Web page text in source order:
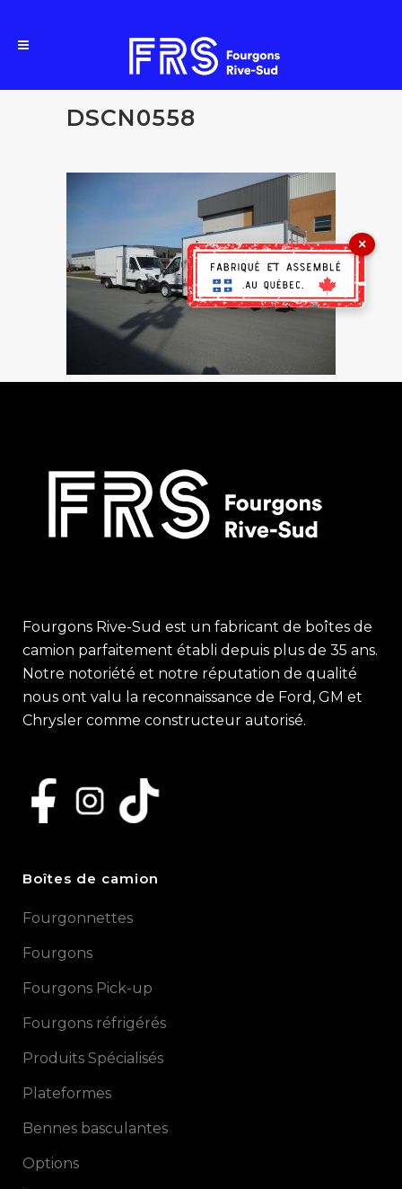
DSCN0558
Fourgons Rive-Sud est un fabricant de boîtes de
camion parfaitement établi depuis plus de 35 ans.
Notre notoriété et notre réputation de qualité
nous ont valu la reconnaissance de Ford, GM et
Chrysler comme constructeur autorisé.
Boîtes de camion
Fourgonnettes
Fourgons
Fourgons Pick-up
Fourgons réfrigérés
Produits Spécialisés
Plateformes
Bennes basculantes
Options
×